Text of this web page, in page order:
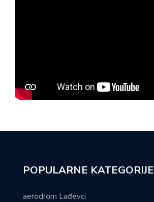
POPULARNE KATEGORIJE
aerodrom Lađevci